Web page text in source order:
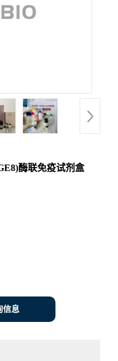
酶联免疫试剂盒
信息